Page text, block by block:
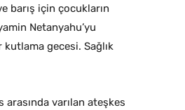
barış için çocukların
Netanyahu’yu
gecesi. Sağlık
arasında varılan ateşkes